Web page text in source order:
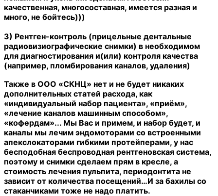
качественная, многосоставная, имеется разная и
много, не бойтесь)))
3) Рентген-контроль (прицельные дентальные
радиовизиографические снимки) в необходимом
для диагностирования и(или) контроля качества
(например, пломбирования каналов, удаления)
Также в ООО «СКНЦ» нет и не будет никаких
дополнительных статей расхода, как
«индивидуальный набор пациента», «приём»,
«лечение каналов машинным способом»,
«кофердам»... Мы Вас и примем, и набор будет, и
каналы мы лечим эндомоторами со встроенными
апекслокаторами гибкими протейперами, у нас
бесподобная беспроводная рентгеновская система,
поэтому и снимки сделаем прям в кресле, а
стоимость лечения пульпита, периодонтита не
зависит от количества посещений…И за бахилы со
стаканчиками тоже не надо платить.